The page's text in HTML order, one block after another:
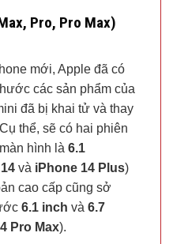
Pro, Pro Max)
mới, Apple đã có
các sản phẩm của
đã bị khai tử và thay
thể, sẽ có hai phiên
hình là 6.1
và iPhone 14 Plus)
cao cấp cũng sở
6.1 inch và 6.7
Pro Max).